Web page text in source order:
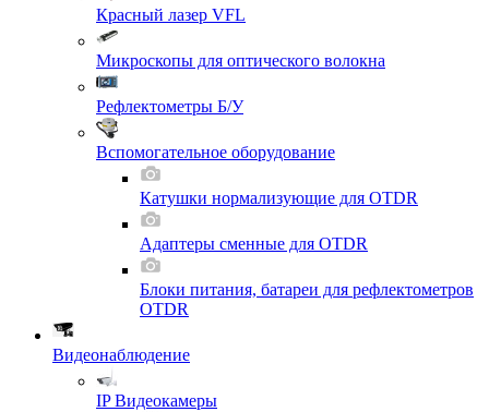
Красный лазер VFL
Микроскопы для оптического волокна
Рефлектометры Б/У
Вспомогательное оборудование
Катушки нормализующие для OTDR
Адаптеры сменные для OTDR
Блоки питания, батареи для рефлектометров
OTDR
Видеонаблюдение
IP Видеокамеры